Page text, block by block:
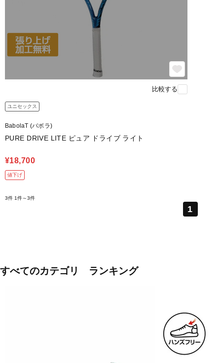
比較する
ユニセックス
BabolaT (バボラ)
PURE DRIVE LITE ピュア ドライブ ライト
¥18,700
値下げ
3件 1件～3件
1
すべてのカテゴリ ランキング